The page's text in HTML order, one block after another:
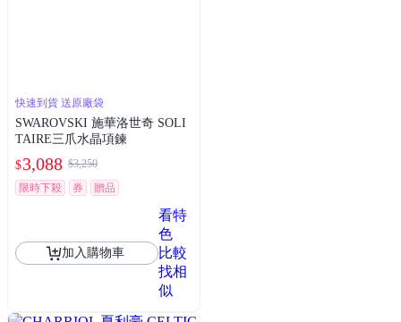
快速到貨 送原廠袋
SWAROVSKI 施華洛世奇 SOLI
TAIRE三爪水晶項鍊
$3,088 $3,250
限時下殺
券 贈品
加入購物車
看特
色
比較
找相
似